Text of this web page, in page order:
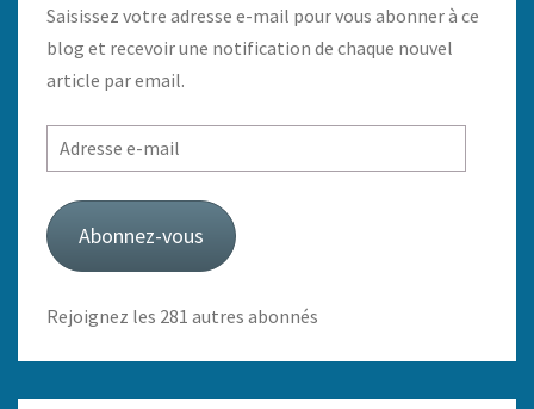
Saisissez votre adresse e-mail pour vous abonner à ce
blog et recevoir une notification de chaque nouvel
article par email.
Adresse
e-
mail
Abonnez-vous
Rejoignez les 281 autres abonnés